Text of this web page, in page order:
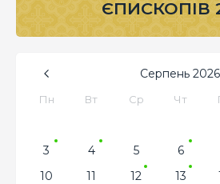
ЄПИСКОПІВ
Серпень 2026
Пн Вт Ср Чт
3
4 5 6
10
11 12 13